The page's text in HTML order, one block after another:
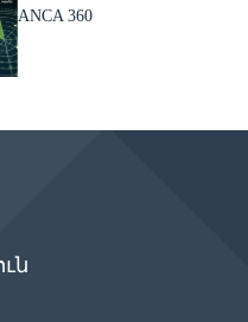
ANCA 360